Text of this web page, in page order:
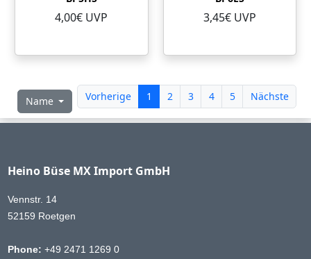
4,00€ UVP 3,45€ UVP
Vorherige 1 2 3 4 5 Nächste
Name
Heino Büse MX Import GmbH
Vennstr. 14
52159 Roetgen
Phone: +49 2471 1269 0